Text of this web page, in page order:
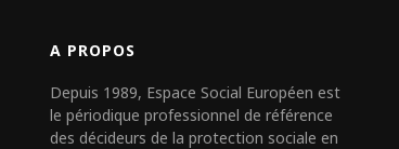
A PROPOS
Depuis 1989, Espace Social Européen est
le périodique professionnel de référence
des décideurs de la protection sociale en